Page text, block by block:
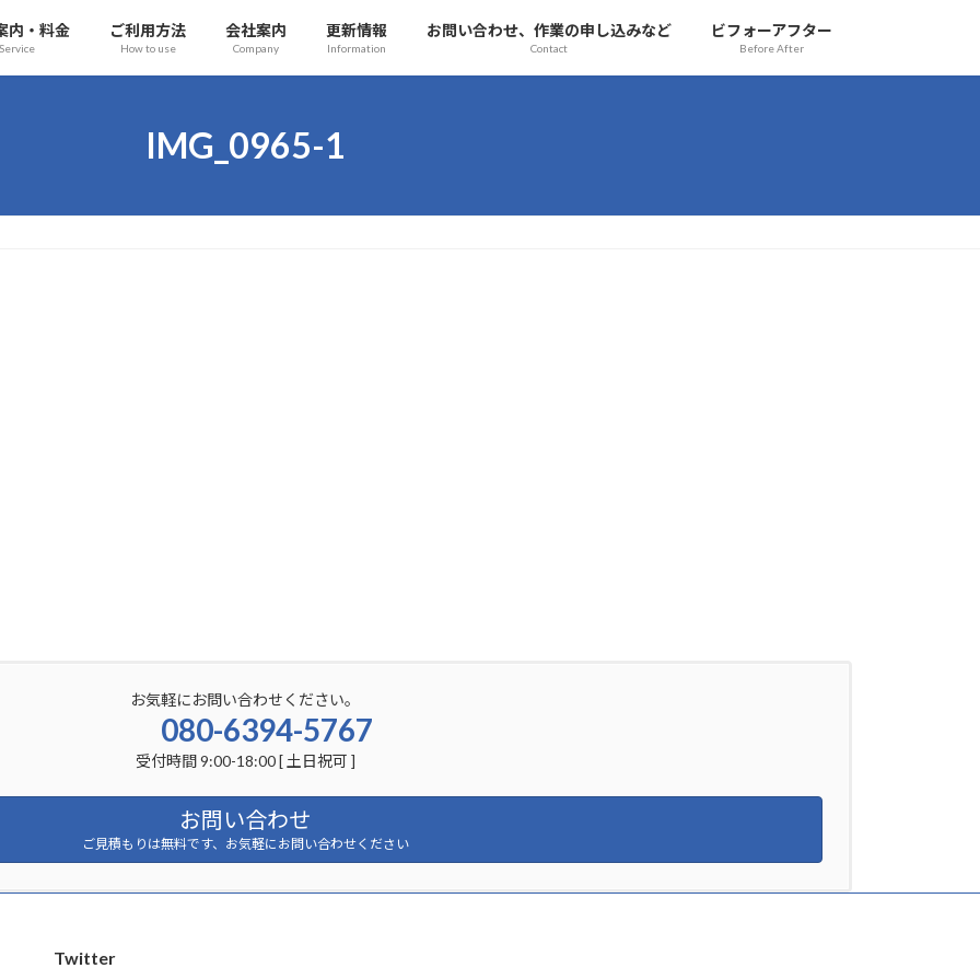
内・料金 ご利用方法
How to use
会社案内
Company
更新情報
Information
お問い合わせ、作業の申し込みなど
Contact
ビフォーアフター
Before After
IMG_0965-1
お気軽にお問い合わせください。
080-6394-5767
受付時間 9:00-18:00 [ 土日祝可 ]
お問い合わせ
ご見積もりは無料です、お気軽にお問い合わせください
Twitter